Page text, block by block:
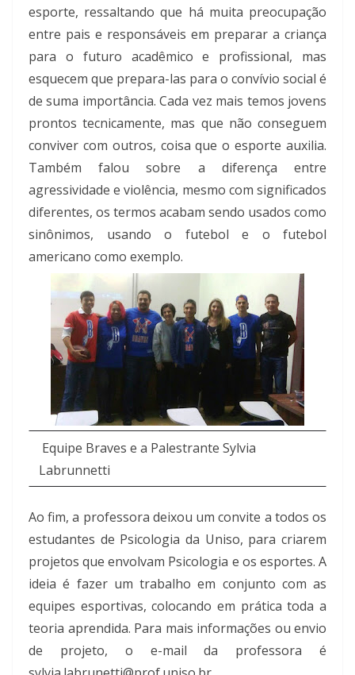
esporte, ressaltando que há muita preocupação
entre pais e responsáveis em preparar a criança
para o futuro acadêmico e profissional, mas
esquecem que prepara-las para o convívio social é
de suma importância. Cada vez mais temos jovens
prontos tecnicamente, mas que não conseguem
conviver com outros, coisa que o esporte auxilia.
Também falou sobre a diferença entre
agressividade e violência, mesmo com significados
diferentes, os termos acabam sendo usados como
sinônimos, usando o futebol e o futebol
americano como exemplo.
Equipe Braves e a Palestrante Sylvia
Labrunnetti
Ao fim, a professora deixou um convite a todos os
estudantes de Psicologia da Uniso, para criarem
projetos que envolvam Psicologia e os esportes. A
ideia é fazer um trabalho em conjunto com as
equipes esportivas, colocando em prática toda a
teoria aprendida. Para mais informações ou envio
de projeto, o e-mail da professora é